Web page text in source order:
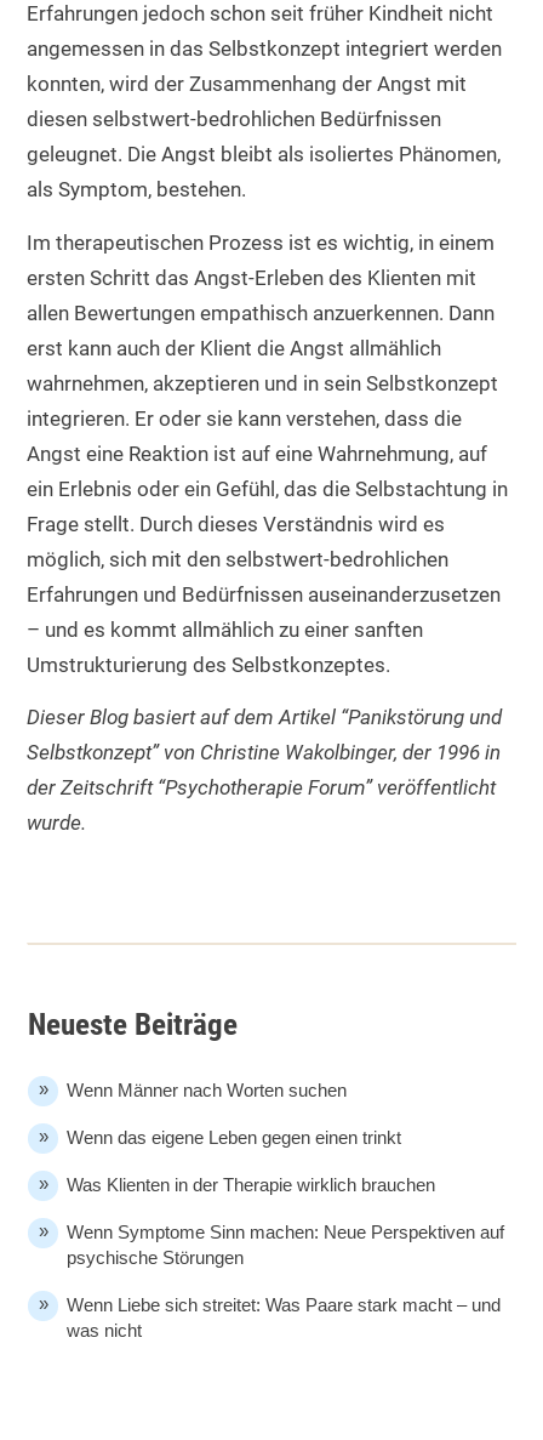
Erfahrungen jedoch schon seit früher Kindheit nicht
angemessen in das Selbstkonzept integriert werden
konnten, wird der Zusammenhang der Angst mit
diesen selbstwert-bedrohlichen Bedürfnissen
geleugnet. Die Angst bleibt als isoliertes Phänomen,
als Symptom, bestehen.
Im therapeutischen Prozess ist es wichtig, in einem
ersten Schritt das Angst-Erleben des Klienten mit
allen Bewertungen empathisch anzuerkennen. Dann
erst kann auch der Klient die Angst allmählich
wahrnehmen, akzeptieren und in sein Selbstkonzept
integrieren. Er oder sie kann verstehen, dass die
Angst eine Reaktion ist auf eine Wahrnehmung, auf
ein Erlebnis oder ein Gefühl, das die Selbstachtung in
Frage stellt. Durch dieses Verständnis wird es
möglich, sich mit den selbstwert-bedrohlichen
Erfahrungen und Bedürfnissen auseinanderzusetzen
– und es kommt allmählich zu einer sanften
Umstrukturierung des Selbstkonzeptes.
Dieser Blog basiert auf dem Artikel “Panikstörung und
Selbstkonzept” von Christine Wakolbinger, der 1996 in
der Zeitschrift “Psychotherapie Forum” veröffentlicht
wurde.
Neueste Beiträge
Wenn Männer nach Worten suchen
Wenn das eigene Leben gegen einen trinkt
Was Klienten in der Therapie wirklich brauchen
Wenn Symptome Sinn machen: Neue Perspektiven auf
psychische Störungen
Wenn Liebe sich streitet: Was Paare stark macht – und
was nicht